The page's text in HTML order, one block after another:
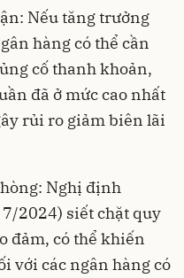
Nếu tăng trưởng
hàng có thể cần
cố thanh khoản,
đã ở mức cao nhất
rủi ro giảm biên lãi
Nghị định
2024) siết chặt quy
đảm, có thể khiến
với các ngân hàng có